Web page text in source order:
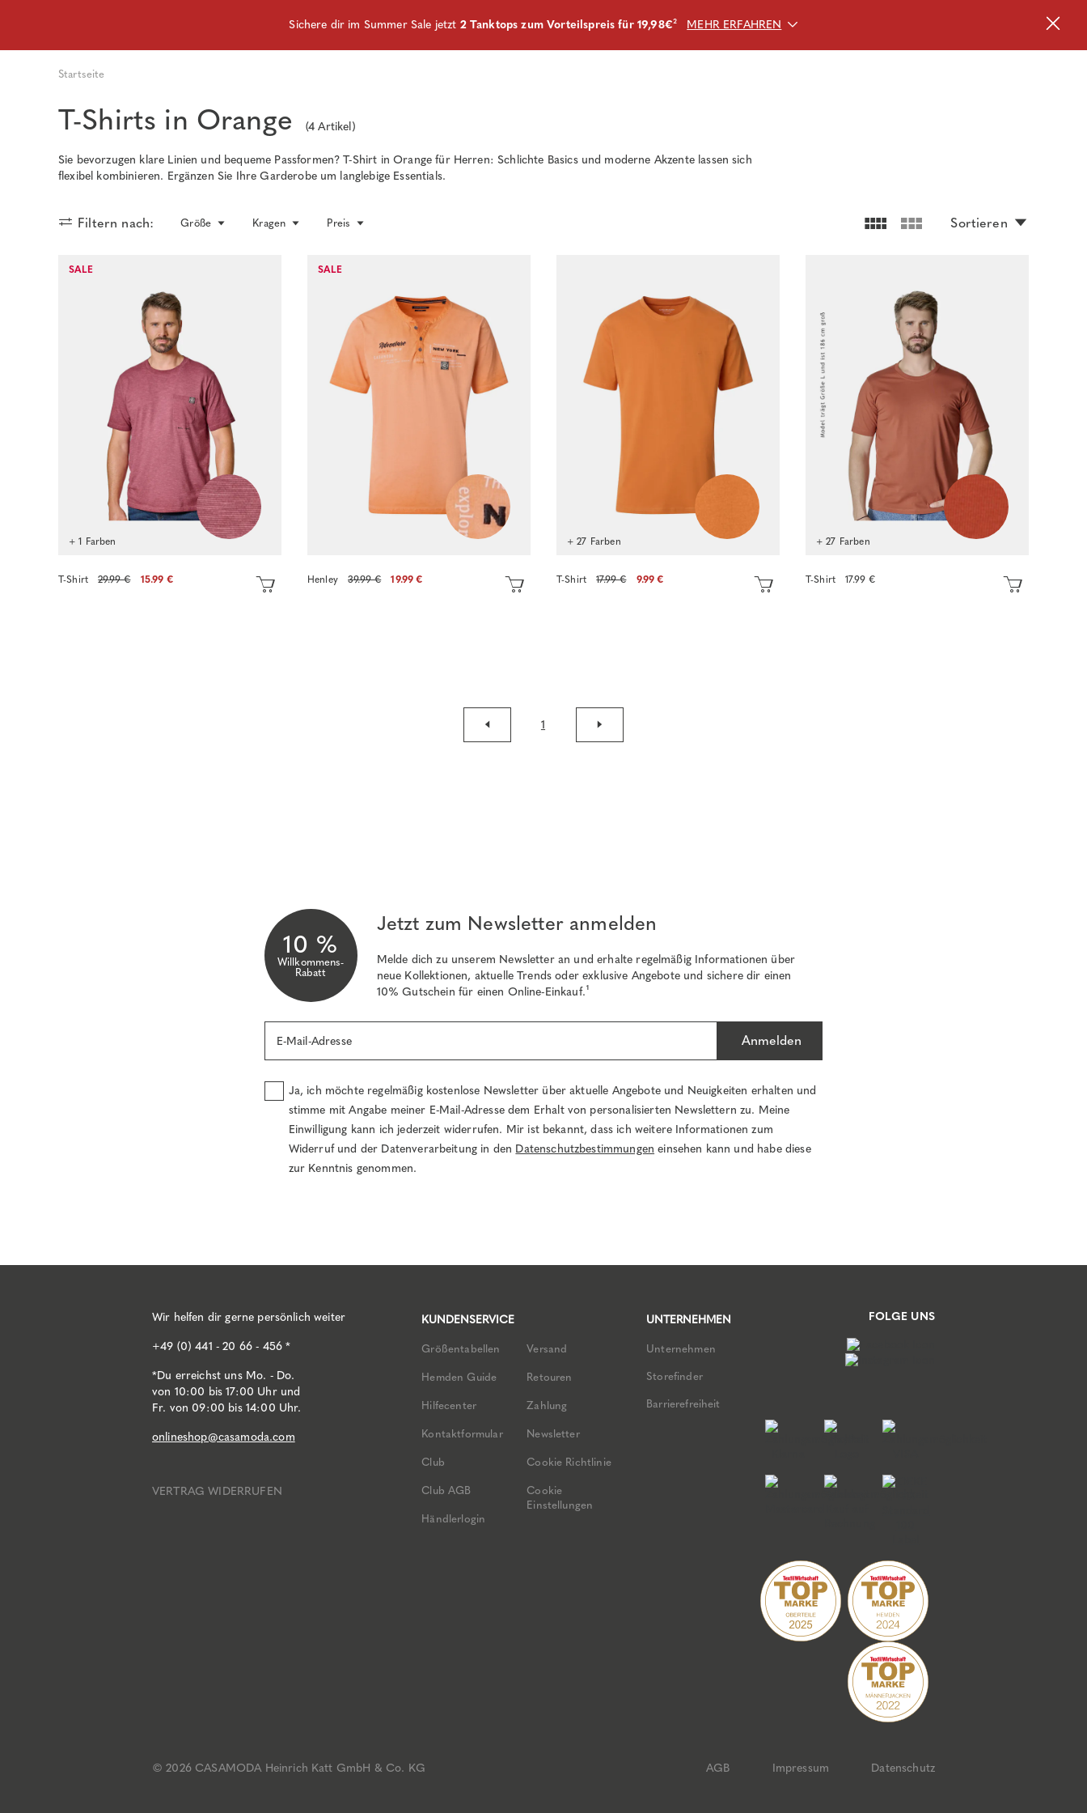
Sichere dir im Summer Sale jetzt 2 Tanktops zum Vorteilspreis für 19,98€² MEHR ERFAHREN
Startseite
T-Shirts in Orange (4 Artikel)
Sie bevorzugen klare Linien und bequeme Passformen? T-Shirt in Orange für Herren: Schlichte Basics und moderne Akzente lassen sich
flexibel kombinieren. Ergänzen Sie Ihre Garderobe um langlebige Essentials.
Filtern nach: Größe Kragen Preis Sortieren
SALE
+ 1 Farben
T-Shirt 29.99 € 15.99 €
SALE
Henley 39.99 € 19.99 €
+ 27 Farben
T-Shirt 17.99 € 9.99 €
+ 27 Farben
T-Shirt 17.99 €
1
10 %
Willkommens-
Rabatt
Jetzt zum Newsletter anmelden
Melde dich zu unserem Newsletter an und erhalte regelmäßig Informationen über
neue Kollektionen, aktuelle Trends oder exklusive Angebote und sichere dir einen
10% Gutschein für einen Online-Einkauf.¹
E-Mail-Adresse Anmelden
Ja, ich möchte regelmäßig kostenlose Newsletter über aktuelle Angebote und Neuigkeiten erhalten und
stimme mit Angabe meiner E-Mail-Adresse dem Erhalt von personalisierten Newslettern zu. Meine
Einwilligung kann ich jederzeit widerrufen. Mir ist bekannt, dass ich weitere Informationen zum
Widerruf und der Datenverarbeitung in den Datenschutzbestimmungen einsehen kann und habe diese
zur Kenntnis genommen.
Wir helfen dir gerne persönlich weiter
+49 (0) 441 - 20 66 - 456 *
*Du erreichst uns Mo. - Do.
von 10:00 bis 17:00 Uhr und
Fr. von 09:00 bis 14:00 Uhr.
onlineshop@casamoda.com
VERTRAG WIDERRUFEN
KUNDENSERVICE
Größentabellen
Hemden Guide
Hilfecenter
Kontaktformular
Club
Club AGB
Händlerlogin
Versand
Retouren
Zahlung
Newsletter
Cookie Richtlinie
Cookie
Einstellungen
UNTERNEHMEN
Unternehmen
Storefinder
Barrierefreiheit
FOLGE UNS
© 2026 CASAMODA Heinrich Katt GmbH & Co. KG AGB Impressum Datenschutz